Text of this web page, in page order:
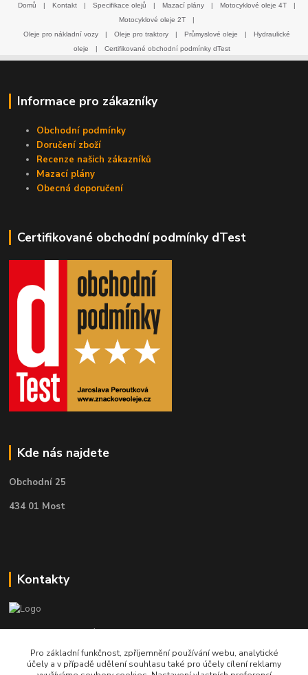
Domů | Kontakt | Specifikace olejů | Mazací plány | Motocyklové oleje 4T
|
Motocyklové oleje 2T
|
Oleje pro nákladní vozy
| Oleje pro traktory | Průmyslové oleje |
Hydraulické
oleje
| Certifikované obchodní podmínky dTest
Informace pro zákazníky
Obchodní podmínky
Doručení zboží
Recenze našich zákazníků
Mazací plány
Obecná doporučení
Certifikované obchodní podmínky dTest
Kde nás najdete
Obchodní 25
434 01 Most
Kontakty
Telefon pro technické dotazy: 775 113 255
Telefon do našeho obchodu : 774 993 479
Pro základní funkčnost, zpříjemnění používání webu, analytické
účely a v případě udělení souhlasu také pro účely cílení reklamy